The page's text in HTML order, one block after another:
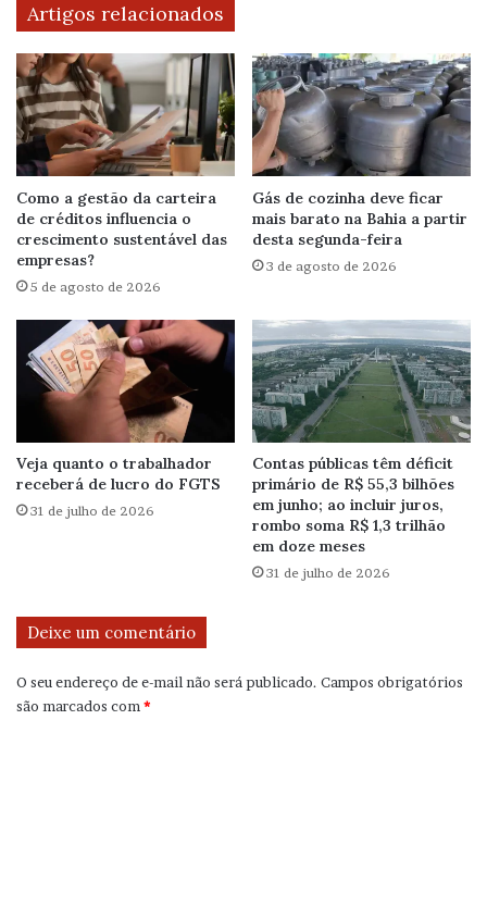
Artigos relacionados
Como a gestão da carteira
de créditos influencia o
crescimento sustentável das
empresas?
5 de agosto de 2026
Gás de cozinha deve ficar
mais barato na Bahia a partir
desta segunda-feira
3 de agosto de 2026
Veja quanto o trabalhador
receberá de lucro do FGTS
31 de julho de 2026
Contas públicas têm déficit
primário de R$ 55,3 bilhões
em junho; ao incluir juros,
rombo soma R$ 1,3 trilhão
em doze meses
31 de julho de 2026
Deixe um comentário
O seu endereço de e-mail não será publicado. Campos obrigatórios
são marcados com*